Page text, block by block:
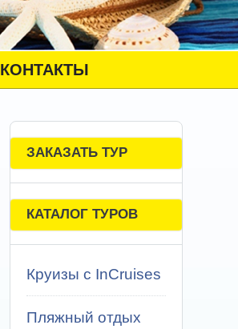
КОНТАКТЫ
ЗАКАЗАТЬ ТУР
КАТАЛОГ ТУРОВ
Круизы с InCruises
Пляжный отдых